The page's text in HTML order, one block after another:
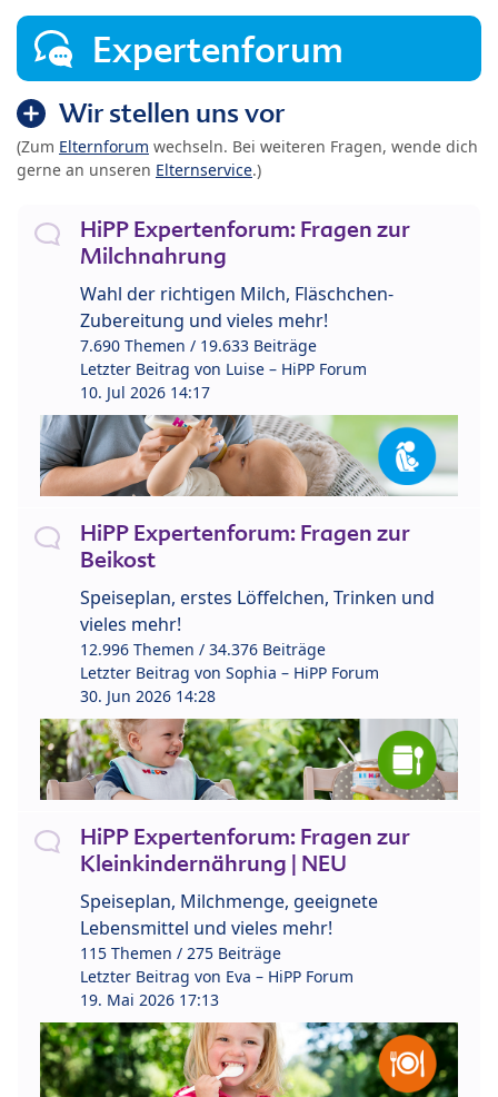
Expertenforum
Wir stellen uns vor
(Zum Elternforum wechseln. Bei weiteren Fragen, wende dich
gerne an unseren Elternservice.)
HiPP Expertenforum: Fragen zur
Milchnahrung
Wahl der richtigen Milch, Fläschchen-
Zubereitung und vieles mehr!
7.690 Themen / 19.633 Beiträge
Letzter Beitrag von Luise – HiPP Forum
10. Jul 2026 14:17
HiPP Expertenforum: Fragen zur
Beikost
Speiseplan, erstes Löffelchen, Trinken und
vieles mehr!
12.996 Themen / 34.376 Beiträge
Letzter Beitrag von Sophia – HiPP Forum
30. Jun 2026 14:28
HiPP Expertenforum: Fragen zur
Kleinkindernährung | NEU
Speiseplan, Milchmenge, geeignete
Lebensmittel und vieles mehr!
115 Themen / 275 Beiträge
Letzter Beitrag von Eva – HiPP Forum
19. Mai 2026 17:13